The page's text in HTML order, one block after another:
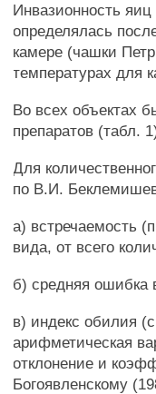
Инвазионность яиц
определялась
камере (чашки
температурах для
Во всех объектах
препаратов (табл.
Для
по В.И.
а) встречаемость
вида, от всего
б) средняя ошибка
в) индекс обилия
арифметическая
отклонение и
Богоявленскому